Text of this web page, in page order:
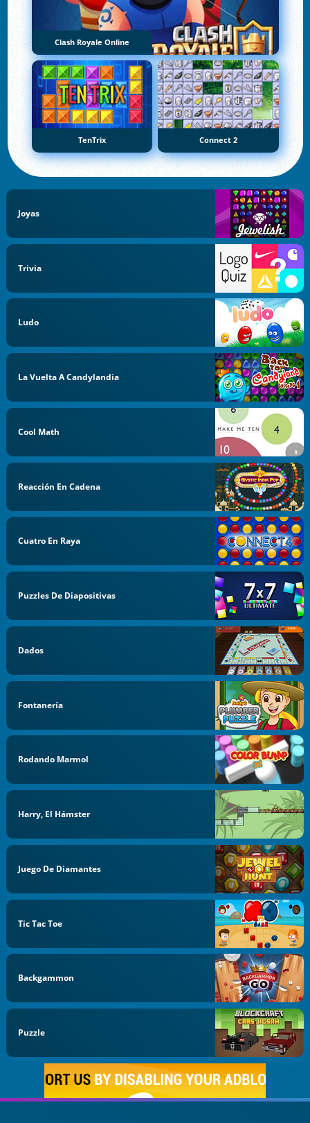
Clash Royale Online
TenTrix Connect 2
Joyas
Trivia
Ludo
La Vuelta A Candylandia
Cool Math
Reacción En Cadena
Cuatro En Raya
Puzzles De Diapositivas
Dados
Fontanería
Rodando Marmol
Harry, El Hámster
Juego De Diamantes
Tic Tac Toe
Backgammon
Puzzle